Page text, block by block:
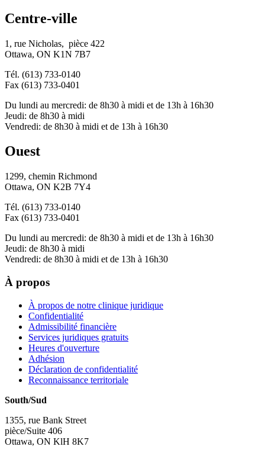
Centre-ville
1, rue Nicholas, pièce 422
Ottawa, ON K1N 7B7
Tél. (613) 733-0140
Fax (613) 733-0401
Du lundi au mercredi: de 8h30 à midi et de 13h à 16h30
Jeudi: de 8h30 à midi
Vendredi: de 8h30 à midi et de 13h à 16h30
Ouest
1299, chemin Richmond
Ottawa, ON K2B 7Y4
Tél. (613) 733-0140
Fax (613) 733-0401
Du lundi au mercredi: de 8h30 à midi et de 13h à 16h30
Jeudi: de 8h30 à midi
Vendredi: de 8h30 à midi et de 13h à 16h30
À propos
À propos de notre clinique juridique
Confidentialité
Admissibilité financière
Services juridiques gratuits
Heures d'ouverture
Adhésion
Déclaration de confidentialité
Reconnaissance territoriale
South/Sud
1355, rue Bank Street
pièce/Suite 406
Ottawa, ON KlH 8K7